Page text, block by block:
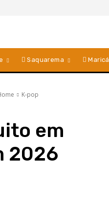
Saquarema Maricá
K-pop
em
2026